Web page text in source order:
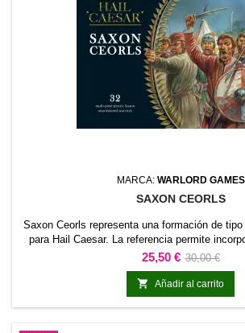
MARCA: WARLORD GAMES
SAXON CEORLS
Saxon Ceorls representa una formación de
para Hail Caesar. La referencia permite
concreta al ejército y distinguirla
colección.Es adecuada para completar
una fuerza existente y preparar escenarios o
con la gama.
Precio
25,50 € Precio
base
30,00 €
 Añadir al carrito